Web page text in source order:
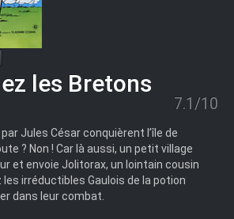
les Bretons
7.1/10
Jules César conquièrent l’île de
? Non ! Car là aussi, un petit village
et envoie Jolitorax, un lointain cousin
les irréductibles Gaulois de la potion
dans leur combat.